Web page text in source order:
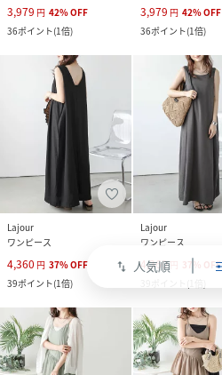
swap_vert 人気順
3,979 円 42%OFF
36ポイント(1倍)
3,979 円 42%OFF
36ポイント(1倍)
Lajour
ワンピース
4,360 円 37%OFF
39ポイント(1倍)
Lajour
ワンピース
4,360円 37 % OFF